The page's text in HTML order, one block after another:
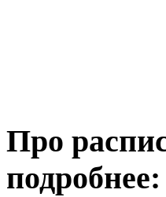
Про
подробнее: